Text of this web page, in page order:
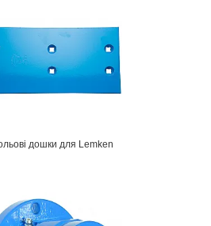
дошки для Lemken